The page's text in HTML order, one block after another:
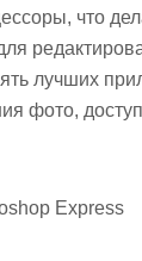
что
лучших
фото,
Express